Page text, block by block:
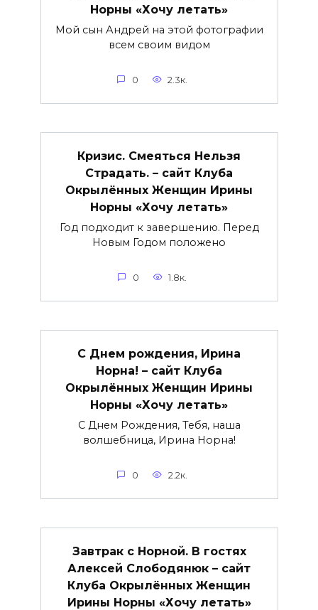
Норны «Хочу летать»
Мой сын Андрей на этой фотографии
всем своим видом
0 2.3к.
Кризис. Смеяться Нельзя
Страдать. – сайт Клуба
Окрылённых Женщин Ирины
Норны «Хочу летать»
Год подходит к завершению. Перед
Новым Годом положено
0 1.8к.
С Днем рождения, Ирина
Норна! – сайт Клуба
Окрылённых Женщин Ирины
Норны «Хочу летать»
С Днем Рождения, Тебя, наша
волшебница, Ирина Норна!
0 2.2к.
Завтрак с Норной. В гостях
Алексей Слободянюк – сайт
Клуба Окрылённых Женщин
Ирины Норны «Хочу летать»